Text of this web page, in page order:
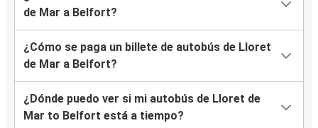
de Mar a Belfort?
¿Cómo se paga un billete de autobús de Lloret
de Mar a Belfort?
¿Dónde puedo ver si mi autobús de Lloret de
Mar to Belfort está a tiempo?